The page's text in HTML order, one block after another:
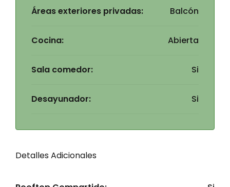
Áreas exteriores privadas: Balcón
Cocina: Abierta
Sala comedor: Si
Desayunador: Si
Detalles Adicionales